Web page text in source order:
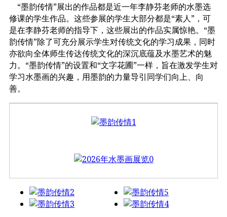
“墨韵传情”展出的作品都是近一年李静芬老师的水墨选
修课的学生作品。这些参展的学生大部分都是“素人”，可
是在李静芬老师的指导下，这些展出的作品实属惊艳。“墨
韵传情”除了可充分展示学生对传统文化的学习成果，同时
亦欲向全体师生传达传统文化的深沉底蕴及水墨艺术的魅
力。“墨韵传情”的设置和“文字花圃”一样，旨在激发学生对
学习水墨画的兴趣，用墨韵的力量导引同学们向上、向
善。